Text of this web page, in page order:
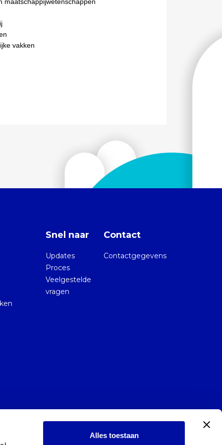
Alles toestaan
maatschappijwetenschappen
vakken
Snel naar
Updates
Proces
Veelgestelde
vragen
Contact
Contactgegevens